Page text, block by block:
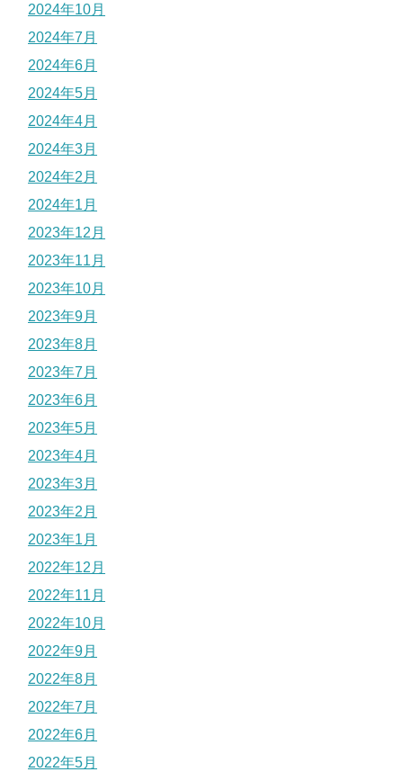
2024年10月
2024年7月
2024年6月
2024年5月
2024年4月
2024年3月
2024年2月
2024年1月
2023年12月
2023年11月
2023年10月
2023年9月
2023年8月
2023年7月
2023年6月
2023年5月
2023年4月
2023年3月
2023年2月
2023年1月
2022年12月
2022年11月
2022年10月
2022年9月
2022年8月
2022年7月
2022年6月
2022年5月